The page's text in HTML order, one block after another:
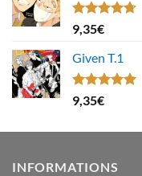
Note4.67
sur 5
9,35€
Given T.1
Note5.00
sur 5
9,35€
INFORMATIONS